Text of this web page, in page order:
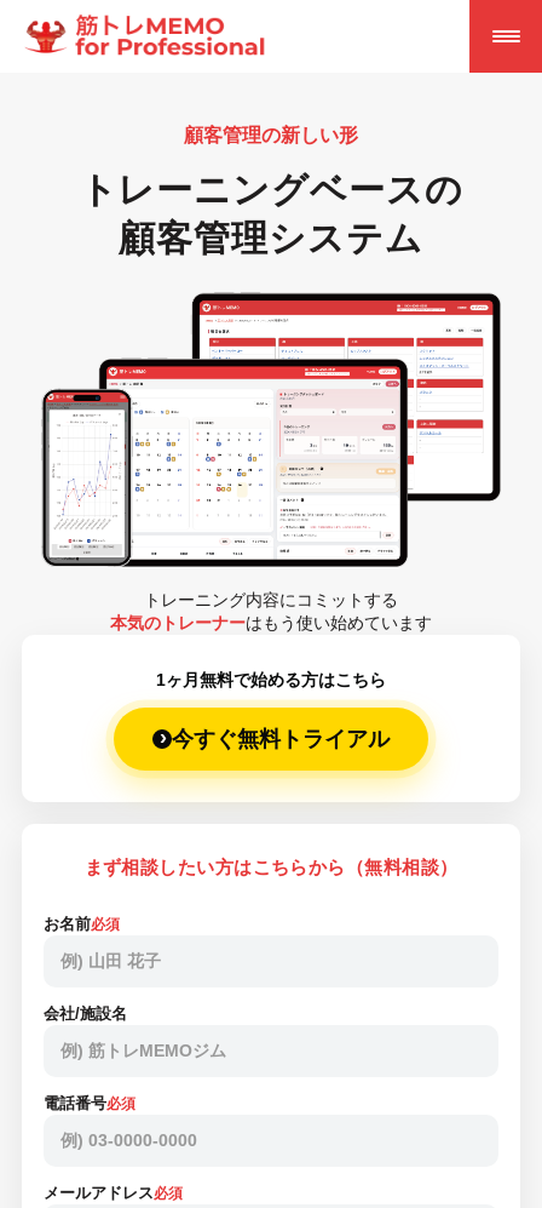
顧客管理の新しい形
トレーニングベースの
顧客管理システム
トレーニング内容にコミットする
本気のトレーナーはもう使い始めています
1ヶ月無料で始める方はこちら
今すぐ無料トライアル
まず相談したい方はこちらから（無料相談）
お名前必須
会社/施設名
電話番号必須
メールアドレス必須